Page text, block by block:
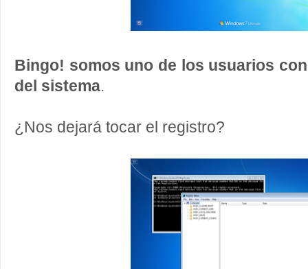
Bingo! somos uno de los usuarios
del sistema.
¿Nos dejará tocar el registro?